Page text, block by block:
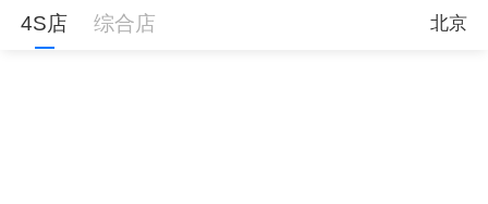
4S店 综合店 北京